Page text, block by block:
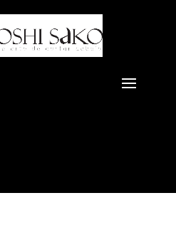
transformar seu